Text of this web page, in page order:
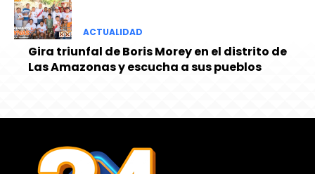
ACTUALIDAD
Gira triunfal de Boris Morey en el distrito de
Las Amazonas y escucha a sus pueblos